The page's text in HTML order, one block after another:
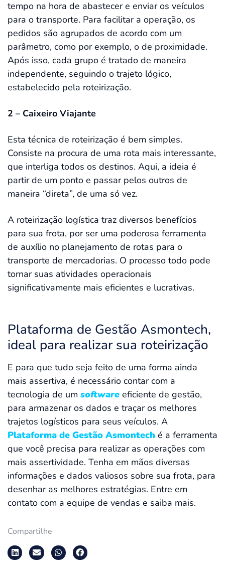
tempo na hora de abastecer e enviar os veículos
para o transporte. Para facilitar a operação, os
pedidos são agrupados de acordo com um
parâmetro, como por exemplo, o de proximidade.
Após isso, cada grupo é tratado de maneira
independente, seguindo o trajeto lógico,
estabelecido pela roteirização.
2 – Caixeiro Viajante
Esta técnica de roteirização é bem simples.
Consiste na procura de uma rota mais interessante,
que interliga todos os destinos. Aqui, a ideia é
partir de um ponto e passar pelos outros de
maneira “direta”, de uma só vez.
A roteirização logística traz diversos benefícios
para sua frota, por ser uma poderosa ferramenta
de auxílio no planejamento de rotas para o
transporte de mercadorias. O processo todo pode
tornar suas atividades operacionais
significativamente mais eficientes e lucrativas.
Plataforma de Gestão Asmontech,
ideal para realizar sua roteirização
E para que tudo seja feito de uma forma ainda
mais assertiva, é necessário contar com a
tecnologia de um software eficiente de gestão,
para armazenar os dados e traçar os melhores
trajetos logísticos para seus veículos. A
Plataforma de Gestão Asmontech é a ferramenta
que você precisa para realizar as operações com
mais assertividade. Tenha em mãos diversas
informações e dados valiosos sobre sua frota, para
desenhar as melhores estratégias. Entre em
contato com a equipe de vendas e saiba mais.
Compartilhe